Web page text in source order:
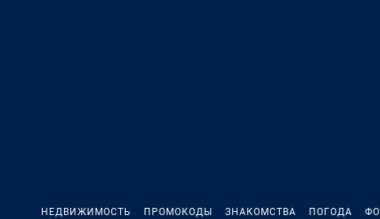
НЕДВИЖИМОСТЬ ПРОМОКОДЫ ЗНАКОМСТВА ПОГОДА